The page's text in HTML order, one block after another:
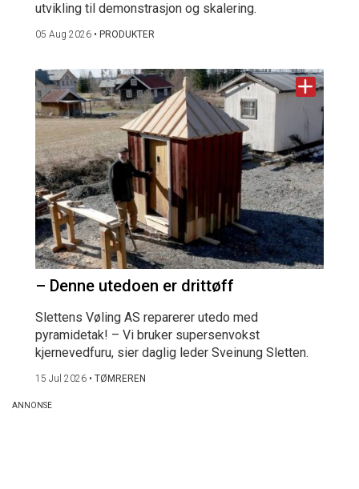
utvikling til demonstrasjon og skalering.
05 Aug 2026 • PRODUKTER
– Denne utedoen er drittøff
Slettens Vøling AS reparerer utedo med
pyramidetak! – Vi bruker supersenvokst
kjernevedfuru, sier daglig leder Sveinung Sletten.
15 Jul 2026 • TØMREREN